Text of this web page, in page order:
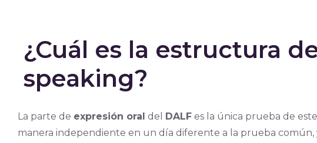
¿Cuál es la estructura
speaking?
La parte de expresión oral del DALF es la única prueba de
manera independiente en un día diferente a la prueba común,